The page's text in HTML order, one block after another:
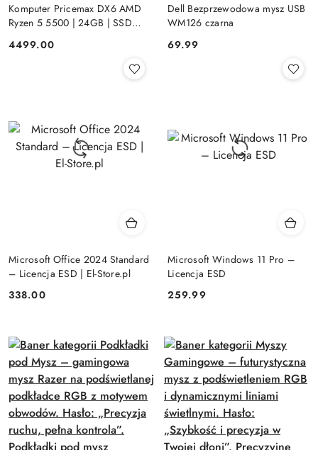
Komputer Pricemax DX6 AMD
Ryzen 5 5500 | 24GB | SSD
Win 11 | Mysz+ klawiatura 3 lata
Cena:
4499.00
Dell Bezprzewodowa mysz USB
WM126 czarna
Cena:
69.99
Microsoft Office 2024 Standard
– Licencja ESD | El-Store.pl
Cena:
338.00
Microsoft Windows 11 Pro –
Licencja ESD
Cena:
259.99